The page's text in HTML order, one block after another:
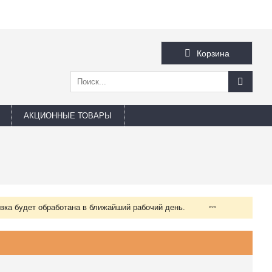
Корзина
АКЦИОННЫЕ ТОВАРЫ
будет обработана в ближайший рабочий день.